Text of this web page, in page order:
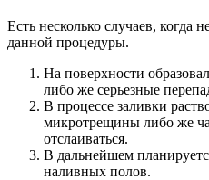
Есть несколько случаев, когда
данной процедуры.
На поверхности
либо же серьезные
В процессе заливки
микротрещины либо же
отслаиваться.
В дальнейшем
наливных полов.